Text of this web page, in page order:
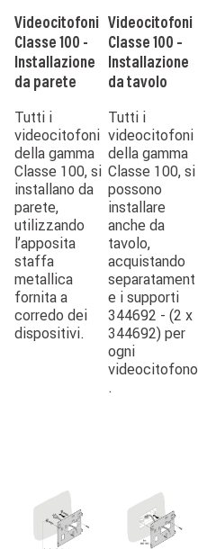
Videocitofoni
Classe 100 -
Installazione
da parete
Tutti i
videocitofoni
della gamma
Classe 100, si
installano da
parete,
utilizzando
l’apposita
staffa
metallica
fornita a
corredo dei
dispositivi.
Videocitofoni
Classe 100 –
Installazione
da tavolo
Tutti i
videocitofoni
della gamma
Classe 100, si
possono
installare
anche da
tavolo,
acquistando
separatament
e i supporti
344692 - (2 x
344692) per
ogni
videocitofono
.
Image Image